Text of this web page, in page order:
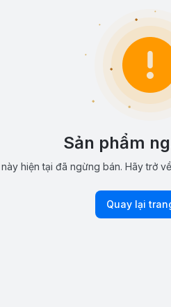
Sản phẩm
hiện tại đã ngừng bán. Hãy trở
Quay lại